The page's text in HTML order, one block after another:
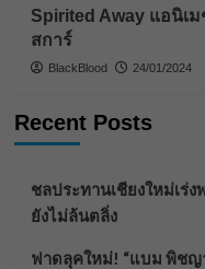
Spirited Away แอนิเ
สการ์
BlackBlood 24/01/2024
Recent Posts
ชลประทานเชียงใหม่เร่
ยังไม่ล้นตลิ่ง
ฟาดลุคใหม่! “แบม พิชญ